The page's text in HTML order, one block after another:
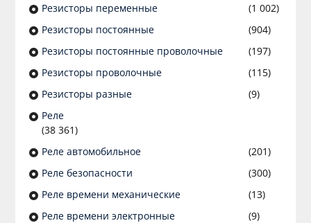
Резисторы переменные
(1 002)
Резисторы постоянные
(904)
Резисторы постоянные проволочные
(197)
Резисторы проволочные
(115)
Резисторы разные
(9)
Реле
(38 361)
Реле автомобильное
(201)
Реле безопасности
(300)
Реле времени механические
(13)
Реле времени электронные
(9)